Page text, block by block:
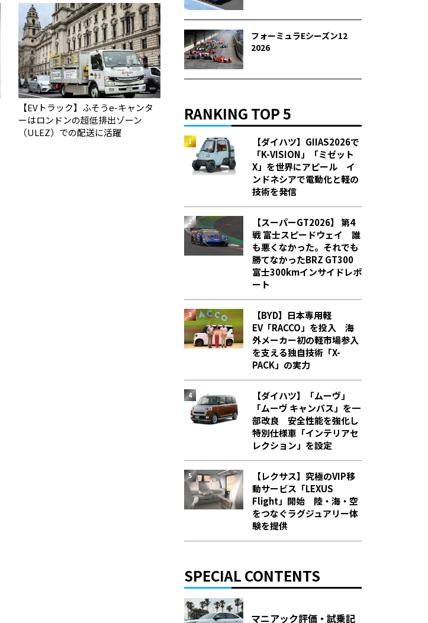
【EVトラック】ふそうe-キャンタ
ーはロンドンの超低排出ゾーン
（ULEZ）での配送に活躍
フォーミュラEシーズン12
2026
RANKING TOP 5
【ダイハツ】GIIAS2026で
「K-VISION」「ミゼット
X」を世界にアピール イ
ンドネシアで電動化と軽の
技術を発信
【スーパーGT2026】 第4
戦 富士スピードウェイ 誰
も悪くなかった。それでも
勝てなかった――BRZ GT300
富士300kmインサイドレポ
ート
【BYD】日本専用軽
EV「RACCO」を投入 海
外メーカー初の軽市場参入
を支える独自技術「X-
PACK」の実力
【ダイハツ】「ムーヴ」
「ムーヴ キャンバス」を一
部改良 安全性能を強化し
特別仕様車「インテリアセ
レクション」を設定
【レクサス】究極のVIP移
動サービス「LEXUS
Flight」開始 陸・海・空
をつなぐラグジュアリー体
験を提供
SPECIAL CONTENTS
マニアック評価・試乗記